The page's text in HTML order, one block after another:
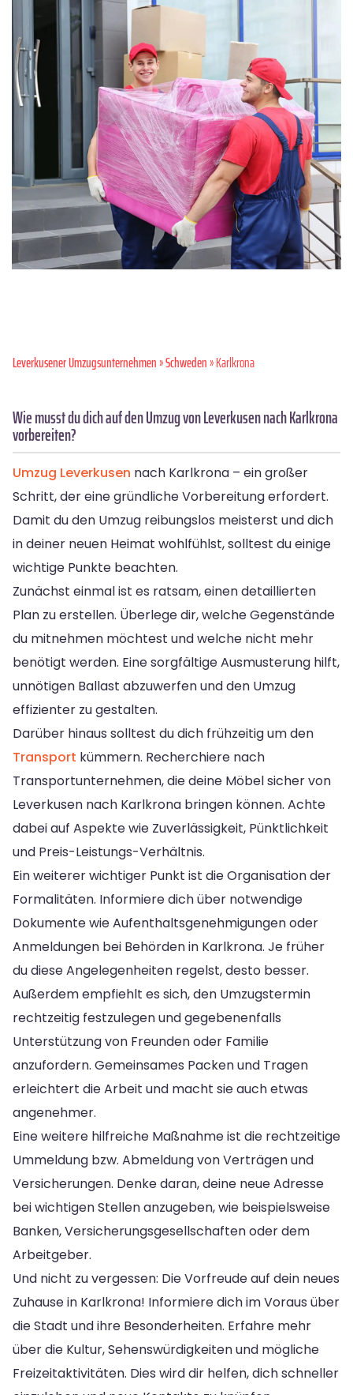
Leverkusener Umzugsunternehmen»Schweden» Karlkrona
Wie musst du dich auf den Umzug von Leverkusen nach Karlkrona
vorbereiten?
Umzug Leverkusen nach Karlkrona – ein großer
Schritt, der eine gründliche Vorbereitung erfordert.
Damit du den Umzug reibungslos meisterst und dich
in deiner neuen Heimat wohlfühlst, solltest du einige
wichtige Punkte beachten.
Zunächst einmal ist es ratsam, einen detaillierten
Plan zu erstellen. Überlege dir, welche Gegenstände
du mitnehmen möchtest und welche nicht mehr
benötigt werden. Eine sorgfältige Ausmusterung hilft,
unnötigen Ballast abzuwerfen und den Umzug
effizienter zu gestalten.
Darüber hinaus solltest du dich frühzeitig um den
Transport kümmern. Recherchiere nach
Transportunternehmen, die deine Möbel sicher von
Leverkusen nach Karlkrona bringen können. Achte
dabei auf Aspekte wie Zuverlässigkeit, Pünktlichkeit
und Preis-Leistungs-Verhältnis.
Ein weiterer wichtiger Punkt ist die Organisation der
Formalitäten. Informiere dich über notwendige
Dokumente wie Aufenthaltsgenehmigungen oder
Anmeldungen bei Behörden in Karlkrona. Je früher
du diese Angelegenheiten regelst, desto besser.
Außerdem empfiehlt es sich, den Umzugstermin
rechtzeitig festzulegen und gegebenenfalls
Unterstützung von Freunden oder Familie
anzufordern. Gemeinsames Packen und Tragen
erleichtert die Arbeit und macht sie auch etwas
angenehmer.
Eine weitere hilfreiche Maßnahme ist die rechtzeitige
Ummeldung bzw. Abmeldung von Verträgen und
Versicherungen. Denke daran, deine neue Adresse
bei wichtigen Stellen anzugeben, wie beispielsweise
Banken, Versicherungsgesellschaften oder dem
Arbeitgeber.
Und nicht zu vergessen: Die Vorfreude auf dein neues
Zuhause in Karlkrona! Informiere dich im Voraus über
die Stadt und ihre Besonderheiten. Erfahre mehr
über die Kultur, Sehenswürdigkeiten und mögliche
Freizeitaktivitäten. Dies wird dir helfen, dich schneller